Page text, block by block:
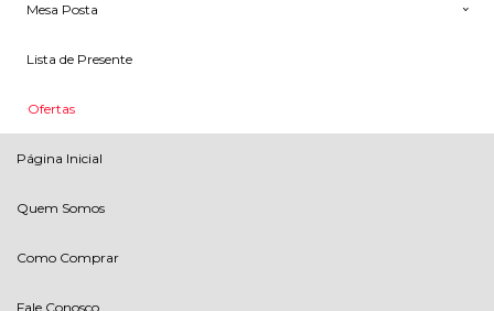
Mesa Posta
Lista de Presente
Ofertas
Página Inicial
Quem Somos
Como Comprar
Fale Conosco